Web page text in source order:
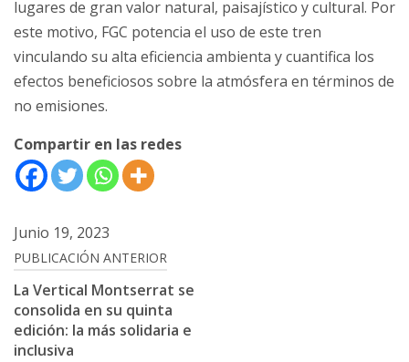
lugares de gran valor natural, paisajístico y cultural. Por
este motivo, FGC potencia el uso de este tren
vinculando su alta eficiencia ambienta y cuantifica los
efectos beneficiosos sobre la atmósfera en términos de
no emisiones.
Compartir en las redes
Junio 19, 2023
Navegación
de
entradas
PUBLICACIÓN ANTERIOR
La Vertical Montserrat se
consolida en su quinta
edición: la más solidaria e
inclusiva